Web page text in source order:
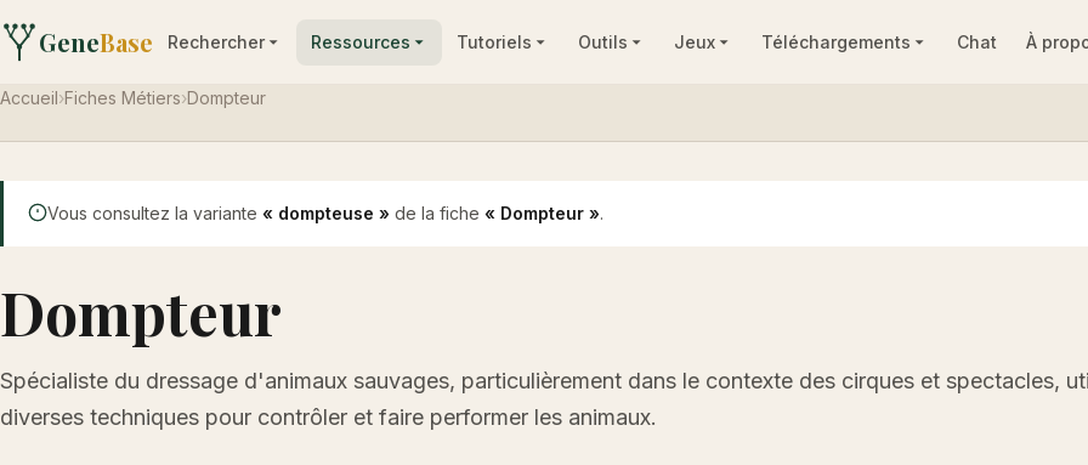
GeneBase Rechercher Ressources Tutoriels Outils Jeux Téléchargements Chat À
Accueil›Fiches Métiers›Dompteur
Vous consultez la variante « dompteuse » de la fiche « Dompteur ».
Dompteur
Spécialiste du dressage d'animaux sauvages, particulièrement dans le contexte des cirques et spectacles,
diverses techniques pour contrôler et faire performer les animaux.